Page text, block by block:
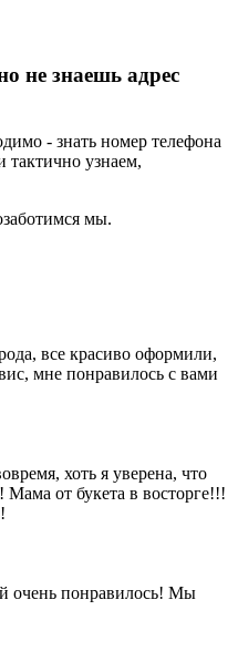
не знаешь адрес
- знать номер телефона
узнаем,
мы.
все красиво оформили,
мне понравилось с вами
хоть я уверена, что
от букета в восторге!!!
очень понравилось! Мы